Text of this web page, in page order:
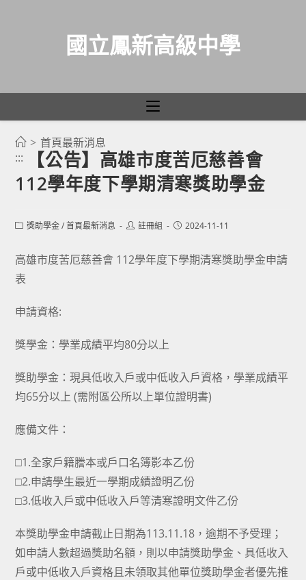
國立鳳新高級中學
> 首頁最新消息
:::
【公告】高雄市度苦厄慈善會
112學年度下學期清寒獎助學金
Post獎助學金 / 首頁最新消息
Post註冊組
Post2024-11-11
高雄市度苦厄慈善會 112學年度下學期清寒獎助學金申請
表
申請資格:
獎學金：學業成績平均80分以上
獎助學金：現具低收入戶或中低收入戶資格，學業成績平
均65分以上 (需附區公所以上單位證明書)
應備文件：
□1.全家戶籍謄本或戶口名簿影本乙份
□2.申請學生最近一學期成績證明乙份
□3.低收入戶或中低收入戶等清寒證明文件乙份
本獎助學金申請截止日期為113.11.18，逾期不予受理；
如申請人數超過獎助名額，則以申請獎助學金、具低收入
戶或中低收入戶資格且未領取其他單位獎助學金者優先推